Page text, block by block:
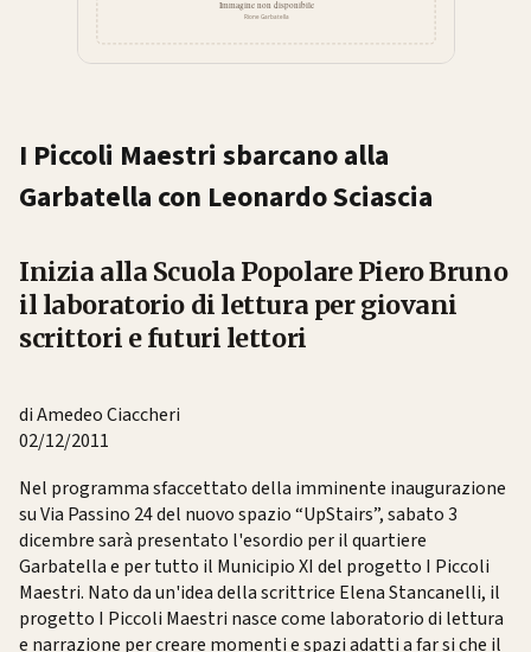
I Piccoli Maestri sbarcano alla
Garbatella con Leonardo Sciascia
Inizia alla Scuola Popolare Piero Bruno
il laboratorio di lettura per giovani
scrittori e futuri lettori
di Amedeo Ciaccheri
02/12/2011
Nel programma sfaccettato della imminente inaugurazione
su Via Passino 24 del nuovo spazio “UpStairs”, sabato 3
dicembre sarà presentato l'esordio per il quartiere
Garbatella e per tutto il Municipio XI del progetto I Piccoli
Maestri. Nato da un'idea della scrittrice Elena Stancanelli, il
progetto I Piccoli Maestri nasce come laboratorio di lettura
e narrazione per creare momenti e spazi adatti a far si che il